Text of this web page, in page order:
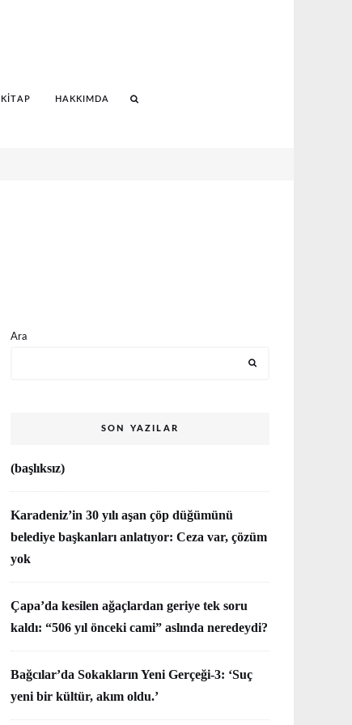
KITAP HAKKIMDA
Ara
SON YAZILAR
(başlıksız)
Karadeniz’in 30 yılı aşan çöp düğümünü
belediye başkanları anlatıyor: Ceza var, çözüm
yok
Çapa’da kesilen ağaçlardan geriye tek soru
kaldı: “506 yıl önceki cami” aslında neredeydi?
Bağcılar’da Sokakların Yeni Gerçeği-3: ‘Suç
yeni bir kültür, akım oldu.’